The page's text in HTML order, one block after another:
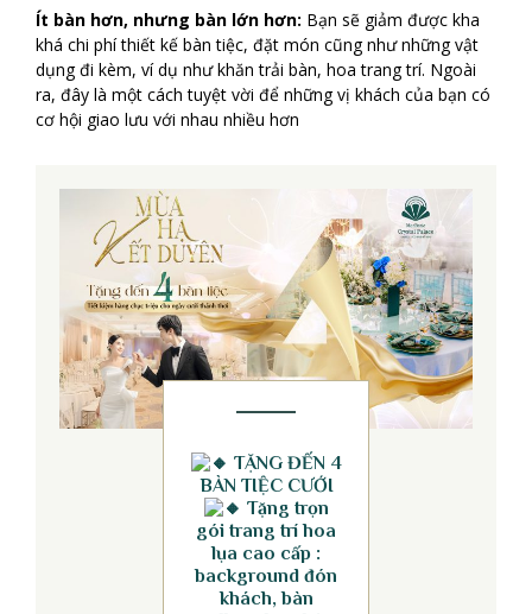
Ít bàn hơn, nhưng bàn lớn hơn: Bạn sẽ giảm được kha
khá chi phí thiết kế bàn tiệc, đặt món cũng như những vật
dụng đi kèm, ví dụ như khăn trải bàn, hoa trang trí. Ngoài
ra, đây là một cách tuyệt vời để những vị khách của bạn có
cơ hội giao lưu với nhau nhiều hơn
TẶNG ĐẾN 4
BÀN TIỆC CƯỚI
Tặng trọn
gói trang trí hoa
lụa cao cấp :
background đón
khách, bàn